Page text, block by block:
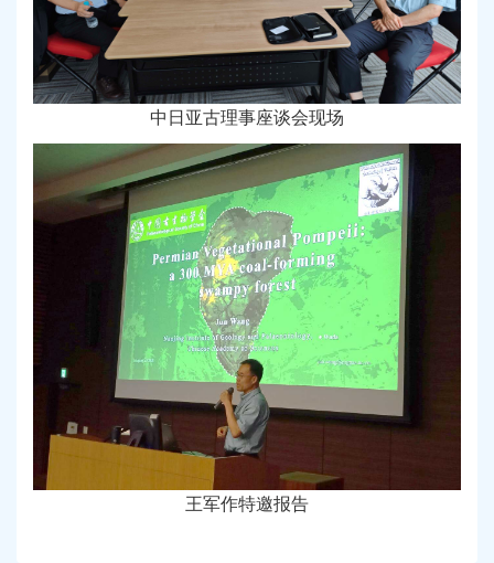
中日亚古理事座谈会现场
王军作特邀报告